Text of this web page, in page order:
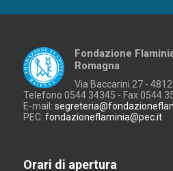
Fondazione
Romagna
Via Baccarini 27 -
Telefono 0544 34345 - Fax 0544
E-mail:
PEC:fondazioneflaminia@pec.it
Orari di apertura